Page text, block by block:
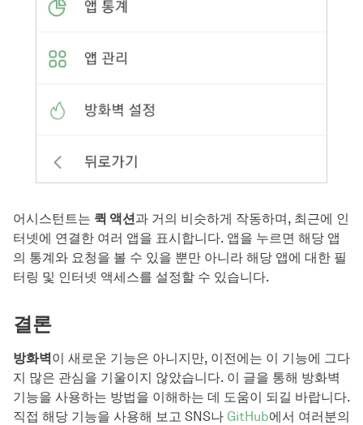
어시스턴트는 퀵 액션과 거의 비슷하게 작동하며, 최근에 인
터넷에 연결한 여러 앱을 표시합니다. 앱을 누르면 해당 앱
의 통계와 요청을 볼 수 있을 뿐만 아니라 해당 앱에 대한 필
터링 및 인터넷 액세스를 설정할 수 있습니다.
결론
방화벽이 새로운 기능은 아니지만, 이전에는 이 기능에 그다
지 많은 관심을 기울이지 않았습니다. 이 글을 통해 방화벽
기능을 사용하는 방법을 이해하는 데 도움이 되길 바랍니다.
직접 해당 기능을 사용해 보고 SNS나 GitHub에서 여러분의